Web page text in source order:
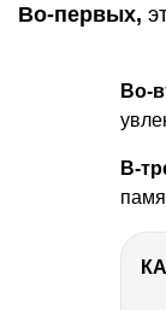
Во-первых,
Во-
В-